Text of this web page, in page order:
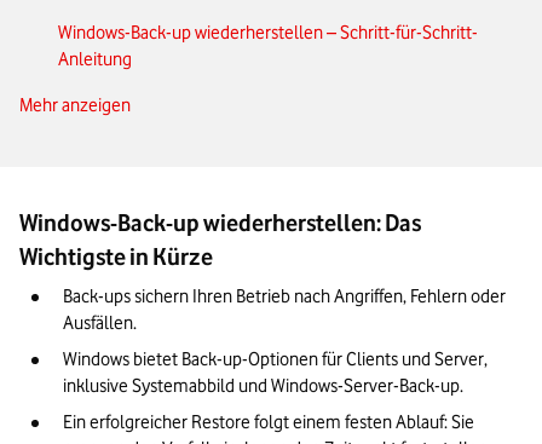
Windows-Back-up wiederherstellen – Schritt-für-Schritt-
Anleitung
Windows-Server-Back-up wiederherstellen im
Best Practices für Back-up-Strategien im Unternehmen
Häufige Fehler bei der Back-up-Wiederherstellung und wie Sie
sie vermeiden
ups wiederherstellen
Mehr anzeigen
Windows-Back-up wiederherstellen: Das
Wichtigste in Kürze
Back-ups sichern Ihren Betrieb nach Angriffen, Fehlern oder
Ausfällen.
Windows bietet Back-up-Optionen für Clients und Server,
inklusive Systemabbild und Windows-Server-Back-up.
Ein erfolgreicher Restore folgt einem festen Ablauf: Sie